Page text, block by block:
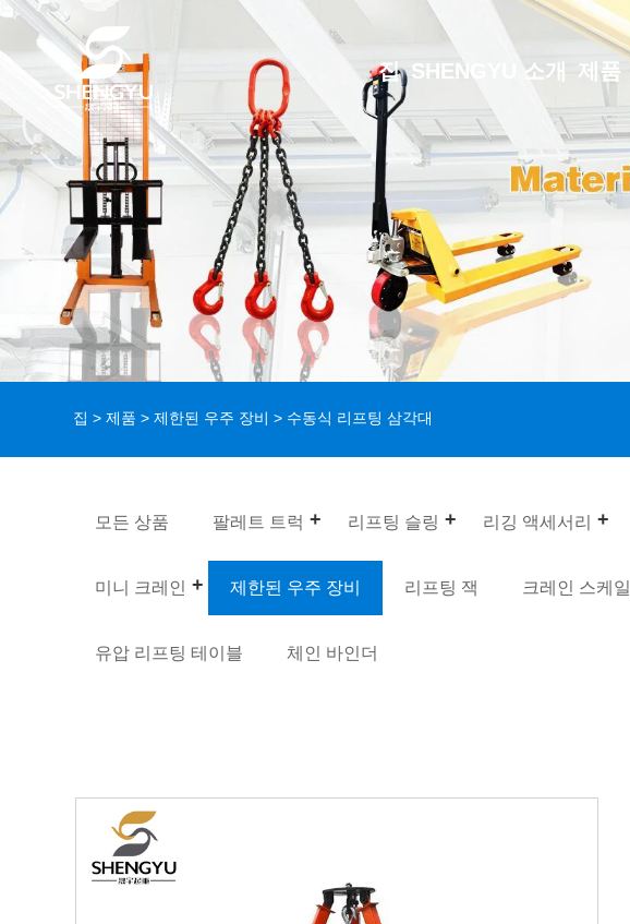
집 SHENGYU 소개 제품
집 > 제품 >제한된 우주 장비 > 수동식 리프팅 삼각대
모든 상품 팔레트 트럭 리프팅 슬링 리깅 액세서리
미니 크레인 제한된 우주 장비 리프팅 잭 크레인 스케일
유압 리프팅 테이블 체인 바인더